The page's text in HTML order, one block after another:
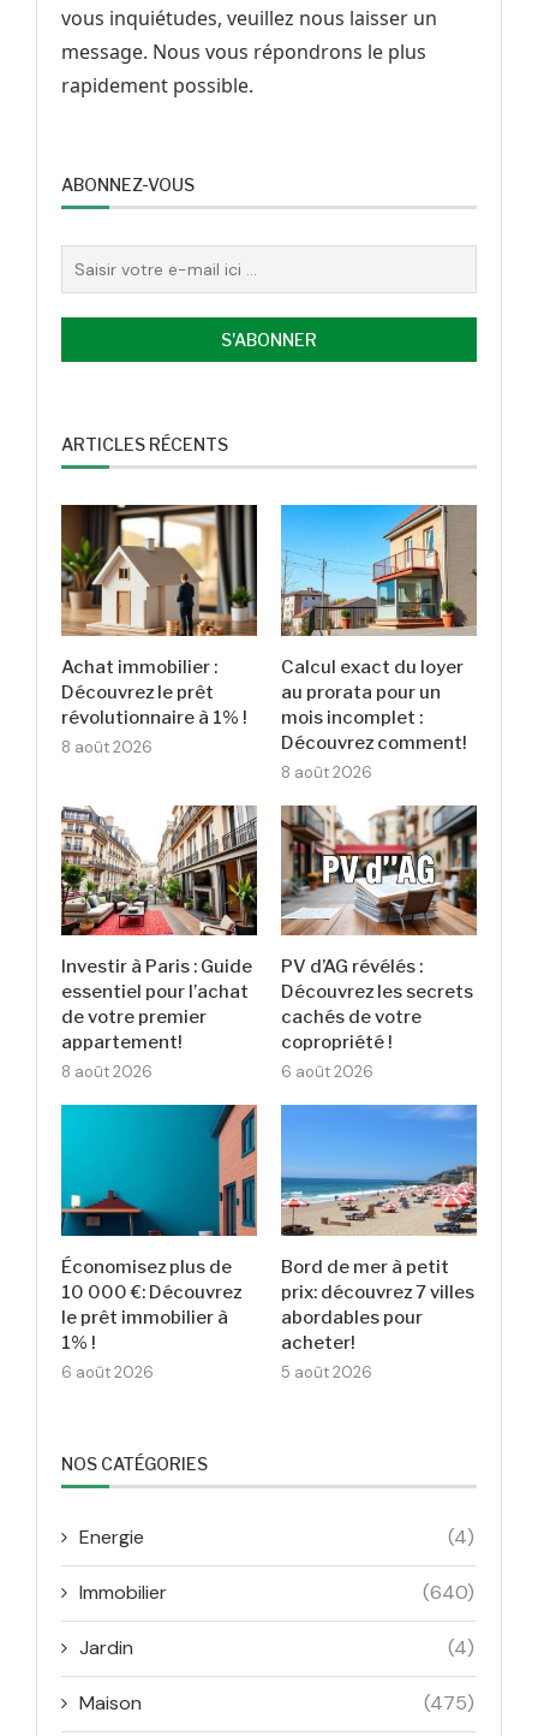
vous inquiétudes, veuillez nous laisser un
message. Nous vous répondrons le plus
rapidement possible.
ABONNEZ-VOUS
ARTICLES RÉCENTS
Achat immobilier :
Découvrez le prêt
révolutionnaire à 1% !
8 août 2026
Calcul exact du loyer
au prorata pour un
mois incomplet :
Découvrez comment!
8 août 2026
Investir à Paris : Guide
essentiel pour l’achat
de votre premier
appartement!
8 août 2026
PV d’AG révélés :
Découvrez les secrets
cachés de votre
copropriété !
6 août 2026
Économisez plus de
10 000 €: Découvrez
le prêt immobilier à
1% !
6 août 2026
Bord de mer à petit
prix: découvrez 7 villes
abordables pour
acheter!
5 août 2026
NOS CATÉGORIES
Energie (4)
Immobilier (640)
Jardin (4)
Maison (475)